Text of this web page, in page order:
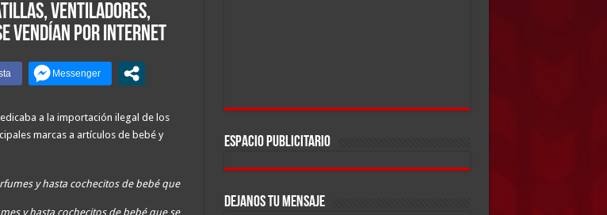
ventiladores,
vendían por Internet
a la importación ilegal de los
marcas a artículos de bebé y
y hasta cochecitos de bebé que se
ESPACIO PUBLICITARIO
DEJANOS TU MENSAJE